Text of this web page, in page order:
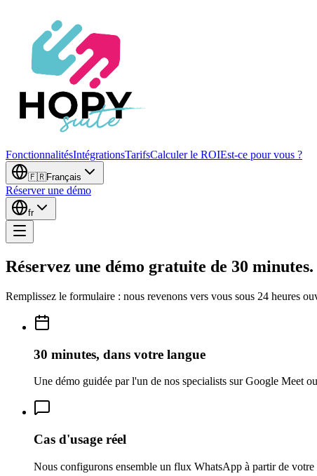
FonctionnalitésIntégrationsTarifsCalculer le ROIEst-ce pour vous ?
🇫🇷Français
Réserver une démo
fr
Réservez une démo gratuite de 30 minutes.
Remplissez le formulaire : nous revenons vers vous sous 24 heures
30 minutes, dans votre langue
Une démo guidée par l'un de nos specialists sur Google Meet
Cas d'usage réel
Nous configurons ensemble un flux WhatsApp à partir de votre